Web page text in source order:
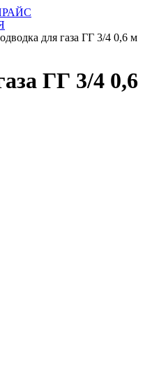
для газа ГГ 3/4 0,6 м
ГГ 3/4 0,6